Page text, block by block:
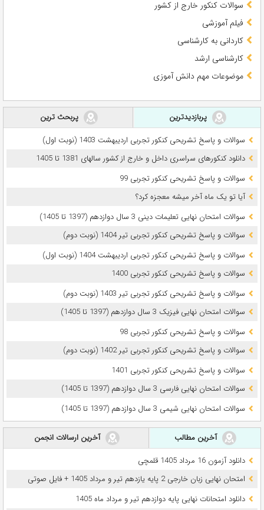
سوالات کنکور خارج از کشور
فیلم آموزشی
کاردانی به کارشناسی
کارشناسی ارشد
موضوعات مهم دانش آموزی
پربازدیدترین
پربحث ترین
سوالات و پاسخ تشریحی کنکور تجربی اردیبهشت 1403 (نوبت اول)
دانلود کنکورهای سراسری داخل و خارج از کشور سالهای 1381 تا 1405
سوالات و پاسخ تشریحی کنکور تجربی 99
آیا تو یک ماه آخر میشه معجزه کرد؟
سوالات امتحان نهایی تعلیمات دینی 3 سال دوازدهم (1397 تا 1405)
سوالات و پاسخ تشریحی کنکور تجربی تیر 1404 (نوبت دوم)
سوالات و پاسخ تشریحی کنکور تجربی اردیبهشت 1404 (نوبت اول)
سوالات و پاسخ تشریحی کنکور تجربی 1400
سوالات و پاسخ تشریحی کنکور تجربی تیر 1403 (نوبت دوم)
سوالات امتحان نهایی فیزیک 3 سال دوازدهم (1397 تا 1405)
سوالات و پاسخ تشریحی کنکور تجربی 98
سوالات و پاسخ تشریحی کنکور تجربی تیر 1402 (نوبت دوم)
سوالات و پاسخ تشریحی کنکور تجربی 1401
سوالات امتحان نهایی فارسی 3 سال دوازدهم (1397 تا 1405)
سوالات امتحان نهایی شیمی 3 سال دوازدهم (1397 تا 1405)
آخرین مطالب
آخرین ارسالات انجمن
دانلود آزمون 16 مرداد 1405 قلمچی
امتحان نهایی زبان خارجی 2 پایه یازدهم تیر و مرداد 1405 + فایل صوتی
دانلود امتحانات نهایی پایه دوازدهم تیر و مرداد ماه 1405